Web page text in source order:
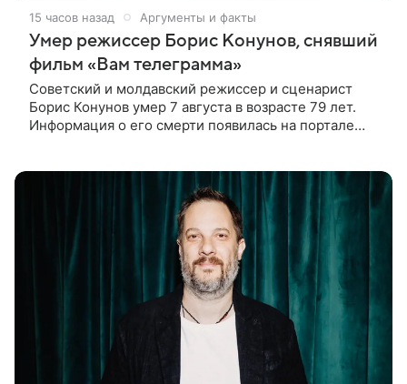
15 часов назад Аргументы и факты
Умер режиссер Борис Конунов, снявший
фильм «Вам телеграмма»
Советский и молдавский режиссер и сценарист
Борис Конунов умер 7 августа в возрасте 79 лет.
Информация о его смерти появилась на портале